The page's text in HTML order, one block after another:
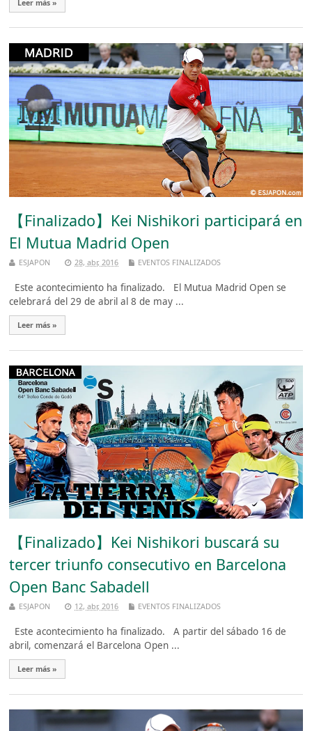
Leer más »
【Finalizado】Kei Nishikori participará en
El Mutua Madrid Open
ESJAPON 28, abr, 2016 EVENTOS FINALIZADOS
Este acontecimiento ha finalizado. El Mutua Madrid Open se
celebrará del 29 de abril al 8 de may ...
Leer más »
【Finalizado】Kei Nishikori buscará su
tercer triunfo consecutivo en Barcelona
Open Banc Sabadell
ESJAPON 12, abr, 2016 EVENTOS FINALIZADOS
Este acontecimiento ha finalizado. A partir del sábado 16 de
abril, comenzará el Barcelona Open ...
Leer más »